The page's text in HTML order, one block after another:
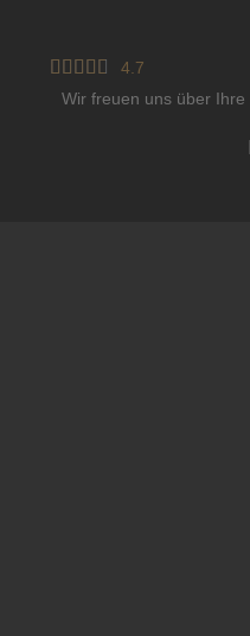
    
4.7
Wir freuen uns über Ihre